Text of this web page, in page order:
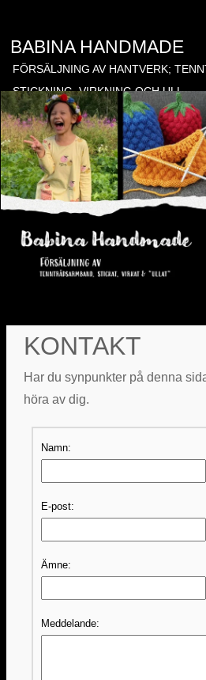
TILL FÖRSÄLJNING
BLOGG
GÄSTBOK
KONTAKT
BONADER
BABINA HANDMADE
FÖRSÄLJNING AV HANTVERK;
STICKNING, VIRKNING OCH ULL
KONTAKT
Har du synpunkter på denna
höra av dig.
Namn:
E-post:
Ämne:
Meddelande: